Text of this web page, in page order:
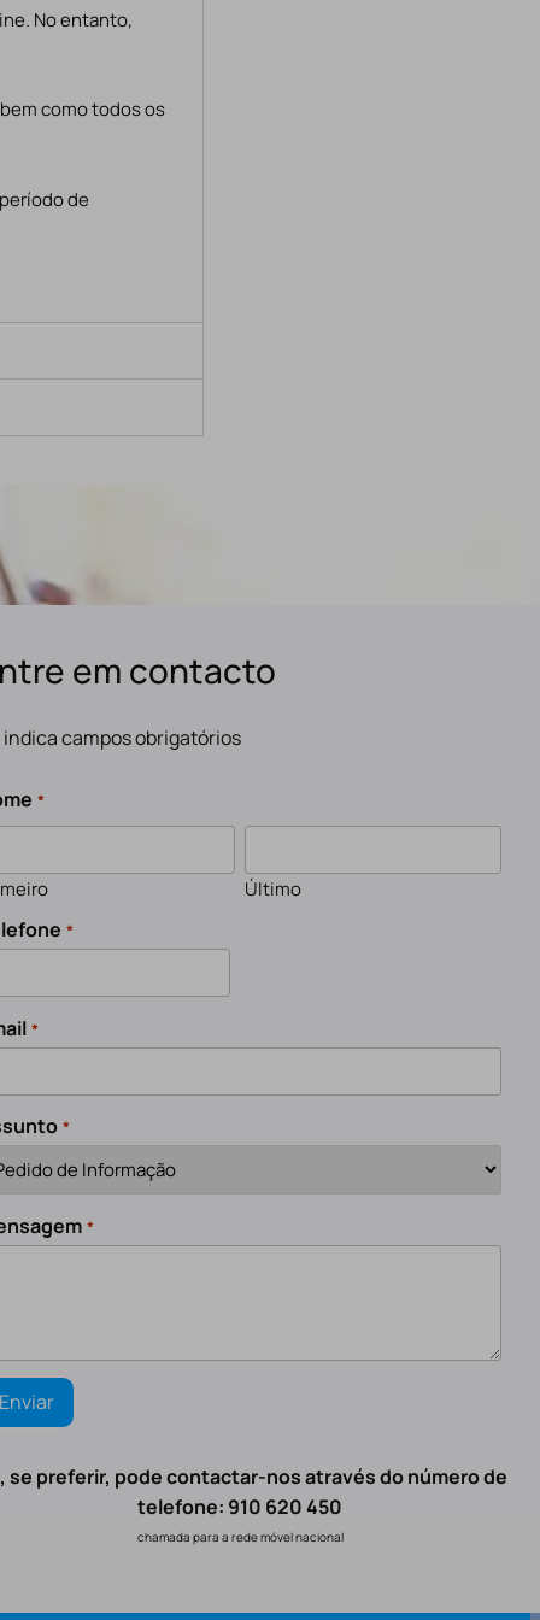
No entanto,
como todos os
de
em contacto
indica campos obrigatórios
*
Último
*
*
*
*
se preferir, pode contactar-nos através do número de
telefone: 910 620 450
chamada para a rede móvel nacional